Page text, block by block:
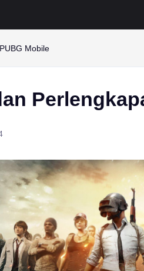
Mobile